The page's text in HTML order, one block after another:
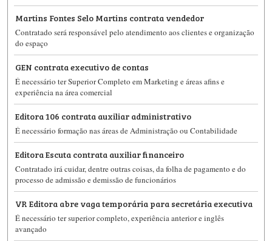
Martins Fontes Selo Martins contrata vendedor
Contratado será responsável pelo atendimento aos clientes e organização
do espaço
GEN contrata executivo de contas
É necessário ter Superior Completo em Marketing e áreas afins e
experiência na área comercial
Editora 106 contrata auxiliar administrativo
É necessário formação nas áreas de Administração ou Contabilidade
Editora Escuta contrata auxiliar financeiro
Contratado irá cuidar, dentre outras coisas, da folha de pagamento e do
processo de admissão e demissão de funcionários
VR Editora abre vaga temporária para secretária executiva
É necessário ter superior completo, experiência anterior e inglês
avançado